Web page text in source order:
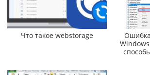
Что такое webstorage